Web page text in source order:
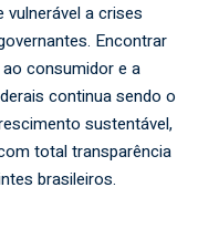
a crises
Encontrar
consumidor e a
continua sendo o
sustentável,
total transparência
brasileiros.